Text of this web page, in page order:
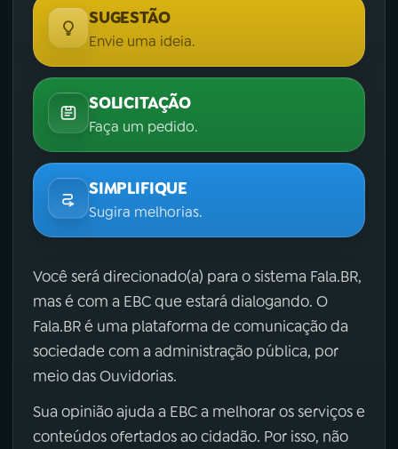
SUGESTÃO
Envie uma ideia.
SOLICITAÇÃO
Faça um pedido.
SIMPLIFIQUE
Sugira melhorias.
Você será direcionado(a) para o sistema Fala.BR,
mas é com a EBC que estará dialogando. O
Fala.BR é uma plataforma de comunicação da
sociedade com a administração pública, por
meio das Ouvidorias.
Sua opinião ajuda a EBC a melhorar os serviços e
conteúdos ofertados ao cidadão. Por isso, não